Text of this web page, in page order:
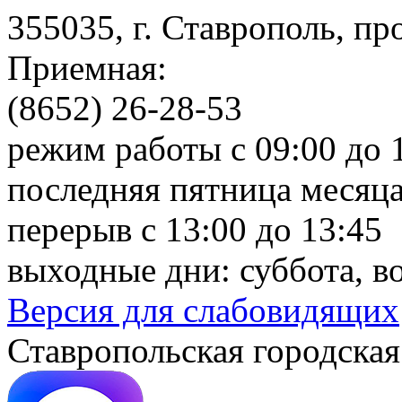
355035, г. Ставрополь,
Приемная:
(8652) 26-28-53
режим работы с 09:00 до
последняя пятница
перерыв с 13:00 до 13:45
выходные дни: суббота,
Версия для слабовидящих
Ставропольская